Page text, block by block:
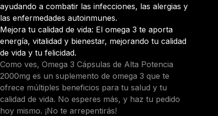
ayudando a combatir las infecciones, las alergias y
las enfermedades autoinmunes.
Mejora tu calidad de vida: El omega 3 te aporta
energía, vitalidad y bienestar, mejorando tu calidad
de vida y tu felicidad.
Como ves, Omega 3 Cápsulas de Alta Potencia
2000mg es un suplemento de omega 3 que te
ofrece múltiples beneficios para tu salud y tu
calidad de vida. No esperes más, y haz tu pedido
hoy mismo. ¡No te arrepentirás!